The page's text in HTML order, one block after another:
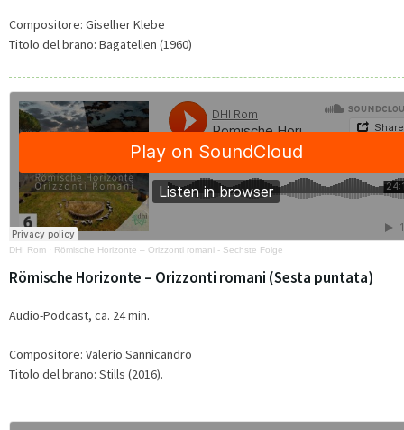
Compositore: Giselher Klebe
Titolo del brano: Bagatellen (1960)
DHI Rom · Römische Horizonte – Orizzonti romani - Sechste Folge
Römische Horizonte – Orizzonti romani (Sesta puntata)
Audio-Podcast, ca. 24 min.
Compositore: Valerio Sannicandro
Titolo del brano: Stills (2016).